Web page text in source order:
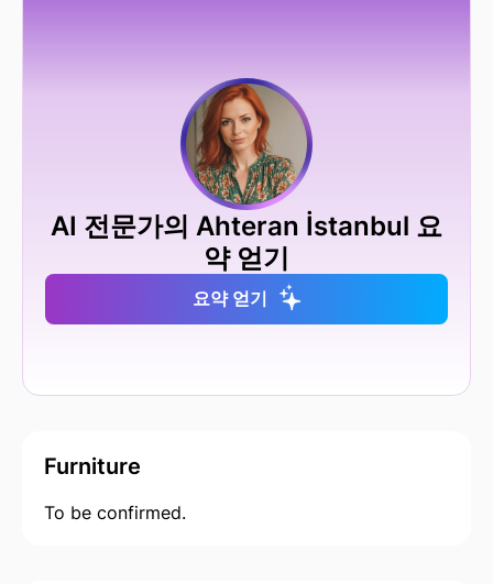
AI 전문가의 Ahteran İstanbul 요
약 얻기
요약 얻기
Furniture
To be confirmed.